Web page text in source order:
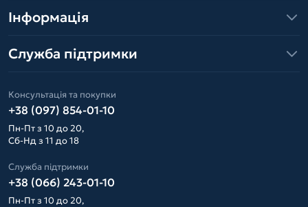
Інформація
Служба підтримки
Консультація та покупки
+38 (097) 854-01-10
Пн-Пт з 10 до 20,
Сб-Нд з 11 до 18
Служба підтримки
+38 (066) 243-01-10
Пн-Пт з 10 до 20,